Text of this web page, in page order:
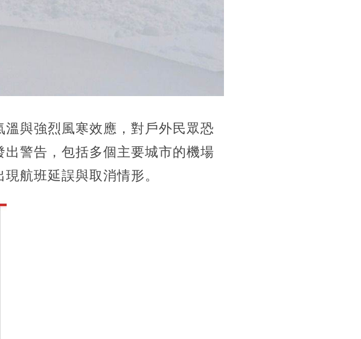
與強烈風寒效應，對戶外民眾恐
警告，包括多個主要城市的機場
航班延誤與取消情形。